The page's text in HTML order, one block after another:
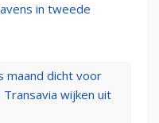
in tweede
maand dicht voor
wijken uit